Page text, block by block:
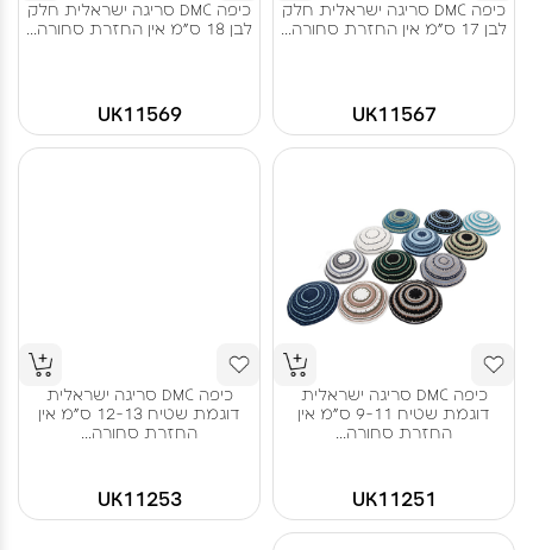
כיפה DMC סריגה ישראלית חלק
לבן 17 ס"מ אין החזרת סחורה...
UK11567
כיפה DMC סריגה ישראלית חלק
לבן 18 ס"מ אין החזרת סחורה...
UK11569
כיפה DMC סריגה ישראלית
דוגמת שטיח 9-11 ס"מ אין
החזרת סחורה...
UK11251
כיפה DMC סריגה ישראלית
דוגמת שטיח 12-13 ס"מ אין
החזרת סחורה...
UK11253